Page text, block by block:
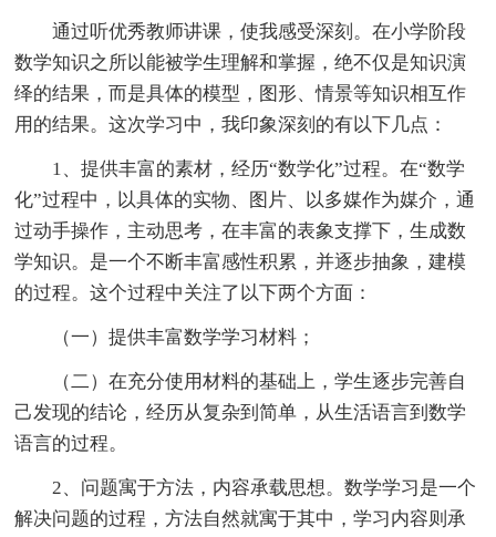
通过听优秀教师讲课，使我感受深刻。在小学阶段
数学知识之所以能被学生理解和掌握，绝不仅是知识演
绎的结果，而是具体的模型，图形、情景等知识相互作
用的结果。这次学习中，我印象深刻的有以下几点：
1、提供丰富的素材，经历“数学化”过程。在“数学
化”过程中，以具体的实物、图片、以多媒作为媒介，通
过动手操作，主动思考，在丰富的表象支撑下，生成数
学知识。是一个不断丰富感性积累，并逐步抽象，建模
的过程。这个过程中关注了以下两个方面：
（一）提供丰富数学学习材料；
（二）在充分使用材料的基础上，学生逐步完善自
己发现的结论，经历从复杂到简单，从生活语言到数学
语言的过程。
2、问题寓于方法，内容承载思想。数学学习是一个
解决问题的过程，方法自然就寓于其中，学习内容则承